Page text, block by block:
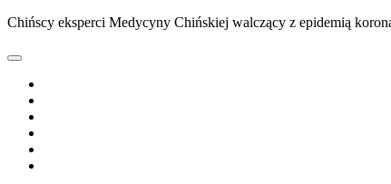
Chińscy eksperci Medycyny Chińskiej walczący z epidemią